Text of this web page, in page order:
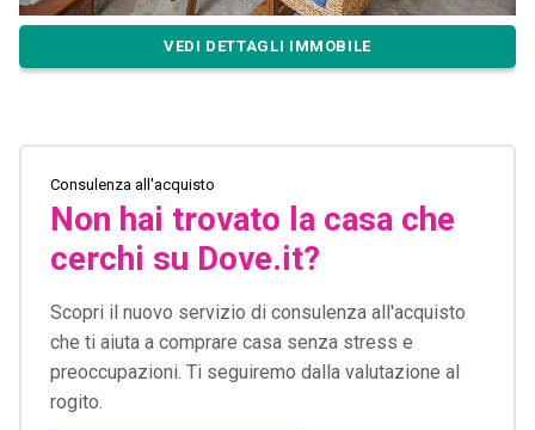
VEDI DETTAGLI IMMOBILE
Consulenza all'acquisto
Non hai trovato la casa che
cerchi su Dove.it?
Scopri il nuovo servizio di consulenza all'acquisto
che ti aiuta a comprare casa senza stress e
preoccupazioni. Ti seguiremo dalla valutazione al
rogito.